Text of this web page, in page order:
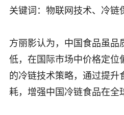
关键词：物联网技术、冷链
方丽影认为，中国食品虽品
低，在国际市场中价格定位
的冷链技术策略，通过提升
耗，增强中国冷链食品在全